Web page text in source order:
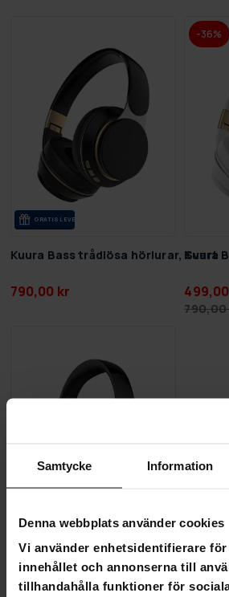
Samtycke Information
Denna webbplats använder cookies
Vi använder enhetsidentifierare
innehållet och annonserna till
tillhandahålla funktioner för
GRA­TIS LE­VE­RANS
Kuura Bass trådlösa hörlurar, Svart
790,00 kr
-36%
Kuura
790,00
GRA­TIS LE­VE­RANS
Kuura Bass Pro around-ear